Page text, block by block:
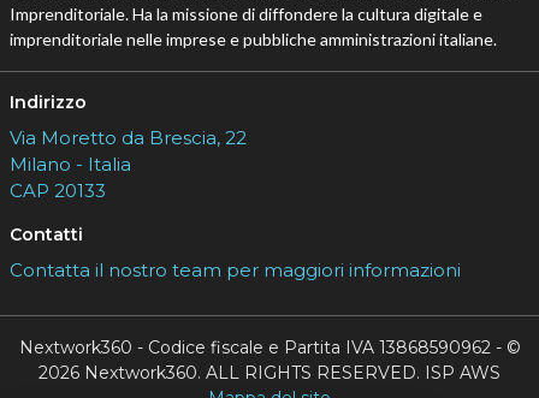
Imprenditoriale. Ha la missione di diffondere la cultura digitale e
imprenditoriale nelle imprese e pubbliche amministrazioni italiane.
Indirizzo
Via Moretto da Brescia, 22
Milano - Italia
CAP 20133
Contatti
Contatta il nostro team per maggiori informazioni
Nextwork360 - Codice fiscale e Partita IVA 13868590962 - ©
2026 Nextwork360. ALL RIGHTS RESERVED. ISP AWS